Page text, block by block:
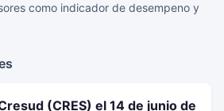
como indicador de desempeno y
(CRES) el 14 de junio de